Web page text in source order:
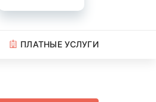
ПЛАТНЫЕ УСЛУГИ